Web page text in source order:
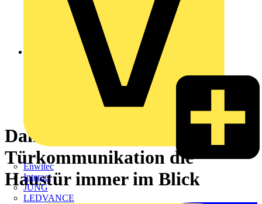
Enwitec
Interact
JUNG
LEDVANCE
Zurück zu Nachrichten
Dank smarter
Türkommunikation die
Haustür immer im Blick